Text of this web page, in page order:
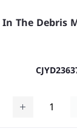
The Debris